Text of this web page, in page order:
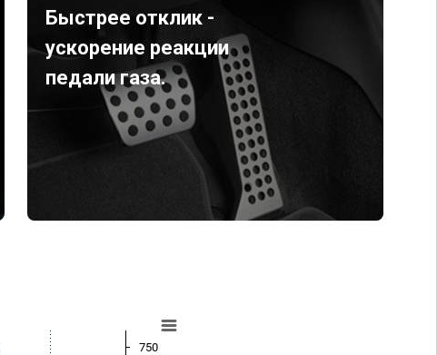
Быстрее отклик -
ускорение реакции
педали газа.
750